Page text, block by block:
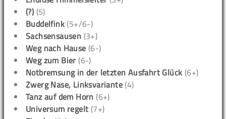
(?) (5)
Buddelfink (5+/6-)
Sachsensausen (3+)
Weg nach Hause (6-)
Weg zum Bier (6-)
Notbremsung in der letzten Ausfahrt Glück (6+)
Zwerg Nase, Linksvariante (4)
Tanz auf dem Horn (6+)
Universum regelt (7+)